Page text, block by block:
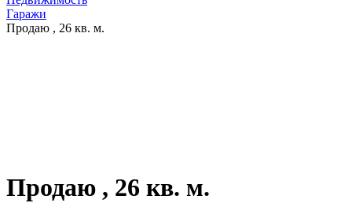
Гаражи
Продаю , 26 кв. м.
Продаю , 26 кв. м.